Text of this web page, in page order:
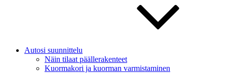
Autosi suunnittelu
Näin tilaat päällerakenteet
Kuormakori ja kuorman varmistaminen